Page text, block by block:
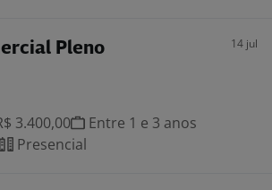
Pleno 14 jul
3.400,00
Entre 1 e 3 anos
Presencial